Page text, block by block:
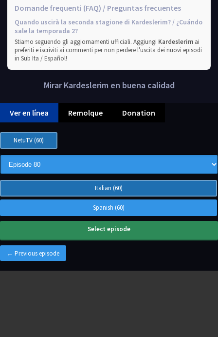
Domande frequenti (FAQ) / Preguntas frecuentes
Quando uscirà la seconda stagione di Kardeslerim? / ¿Cuándo
sale la temporada 2?
Stiamo seguendo gli aggiornamenti ufficiali. Aggiungi Kardeslerim ai
preferiti e iscriviti ai commenti per non perdere l'uscita dei nuovi episodi
in Sub Ita / Español!
Mirar Kardeslerim en buena calidad
Ver en línea Remolque Donation
← Previous episode
NetuTV (60)
Italian (60)
Spanish (60)
Select episode